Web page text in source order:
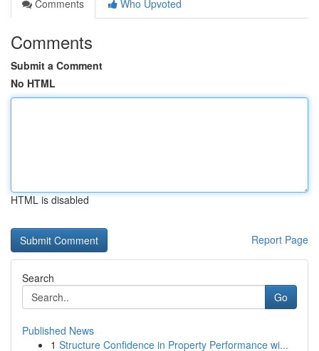
Comments
Who Upvoted
Comments
Submit a Comment
No HTML
HTML is disabled
Report Page
Search
Go
Published News
1 Structure Confidence in Property Performance wi...